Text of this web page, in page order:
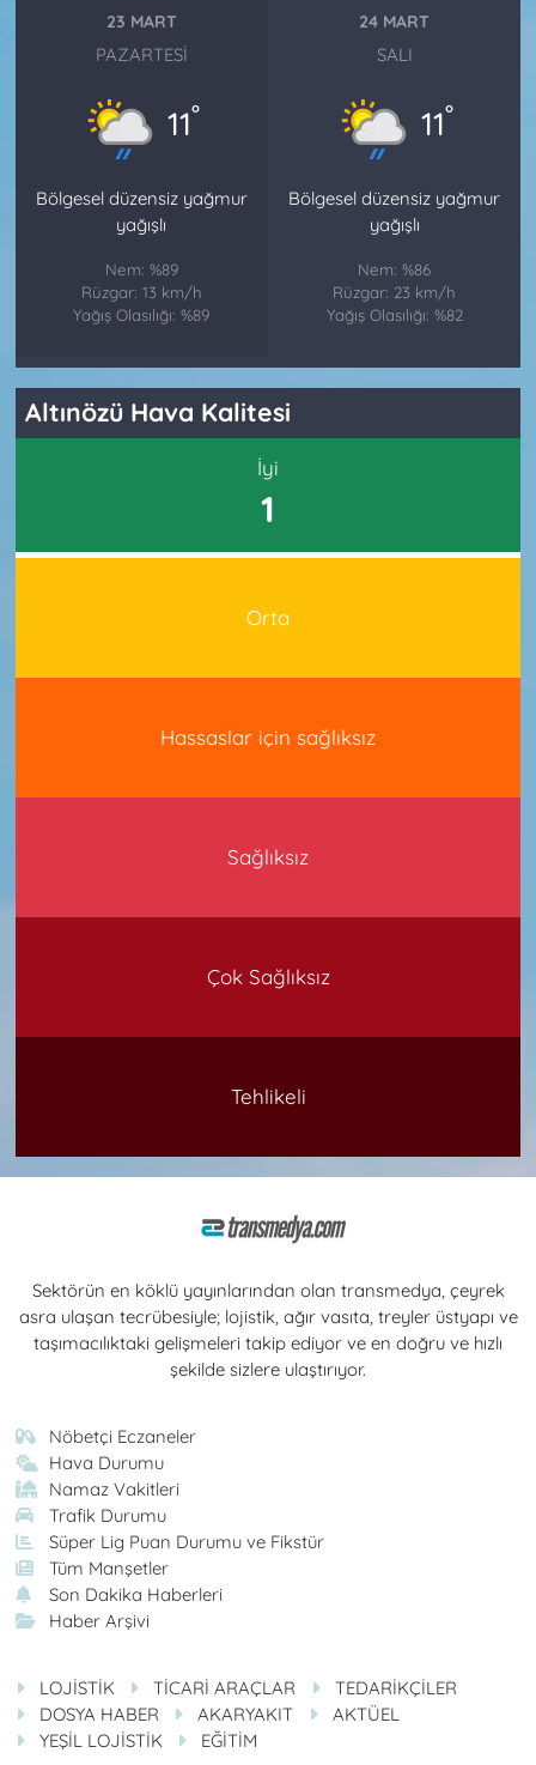
23 MART
PAZARTESI
11°
Bölgesel düzensiz yağmur
yağışlı
Nem: %89
Rüzgar: 13 km/h
Yağış Olasılığı: %89
24 MART
SALI
11°
Bölgesel düzensiz yağmur
yağışlı
Nem: %86
Rüzgar: 23 km/h
Yağış Olasılığı: %82
Altınözü Hava Kalitesi
İyi
1
Orta
Hassaslar için sağlıksız
Sağlıksız
Çok Sağlıksız
Tehlikeli
Sektörün en köklü yayınlarından olan transmedya, çeyrek
asra ulaşan tecrübesiyle; lojistik, ağır vasıta, treyler üstyapı ve
taşımacılıktaki gelişmeleri takip ediyor ve en doğru ve hızlı
şekilde sizlere ulaştırıyor.
Nöbetçi Eczaneler
Hava Durumu
Namaz Vakitleri
Trafik Durumu
Süper Lig Puan Durumu ve Fikstür
Tüm Manşetler
Son Dakika Haberleri
Haber Arşivi
LOJİSTİK TİCARİ ARAÇLAR
TEDARİKÇİLER
DOSYA HABER
AKARYAKIT
AKTÜEL
YEŞİL LOJİSTİK
EĞİTİM